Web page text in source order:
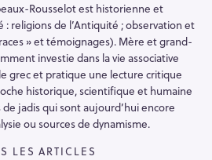
Rousselot est historienne et
religions de l’Antiquité ; observation et
» et témoignages). Mère et grand-
investie dans la vie associative
grec et pratique une lecture critique
historique, scientifique et humaine
jadis qui sont aujourd’hui encore
ou sources de dynamisme.
LES ARTICLES